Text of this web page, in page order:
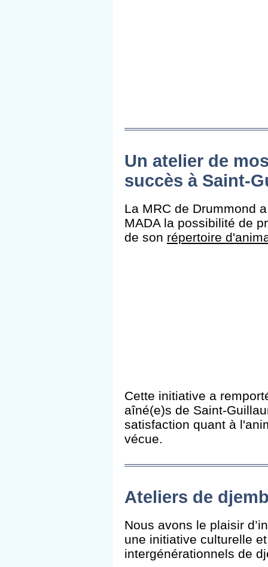
Un atelier de
succès à Saint-
La MRC de Drummond
MADA la possibilité de
de son répertoire
Cette initiative a
aîné(e)s de Saint-
satisfaction quant à
vécue.
Ateliers de
Nous avons le plaisir
une initiative culturelle
intergénérationnels de